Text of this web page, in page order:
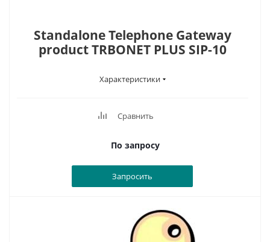
Standalone Telephone Gateway
product TRBONET PLUS SIP-10
Характеристики
Сравнить
По запросу
Запросить